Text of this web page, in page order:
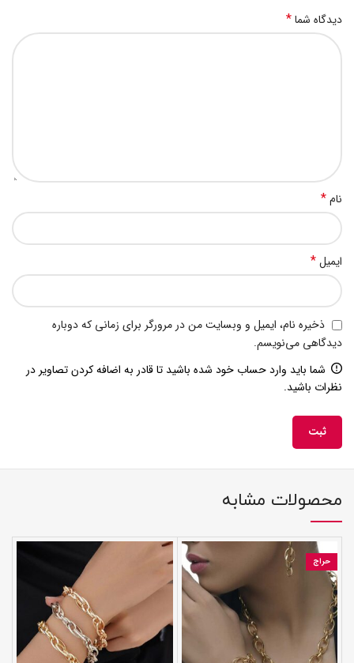
دیدگاه شما*
نام*
ایمیل*
ذخیره نام، ایمیل و وبسایت من در مرورگر برای زمانی که دوباره
دیدگاهی می‌نویسم.
شما باید وارد حساب خود شده باشید تا قادر به اضافه کردن تصاویر در
نظرات باشید.
محصولات مشابه
حراج